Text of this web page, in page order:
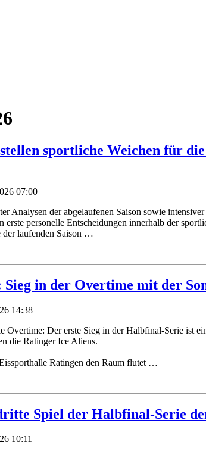
sportliche Weichen für
07:00
Analysen der abgelaufenen Saison sowie
erste personelle Entscheidungen innerhalb der
laufenden Saison …
Sieg in der Overtime mit der
14:38
Overtime: Der erste Sieg in der Halbfinal-Serie ist
die Ratinger Ice Aliens.
Ratingen den Raum flutet …
Spiel der Halbfinal-Serie
10:11